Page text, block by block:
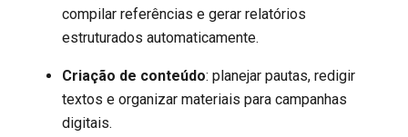
compilar referências e gerar relatórios
estruturados automaticamente.
Criação de conteúdo: planejar pautas, redigir
textos e organizar materiais para campanhas
digitais.